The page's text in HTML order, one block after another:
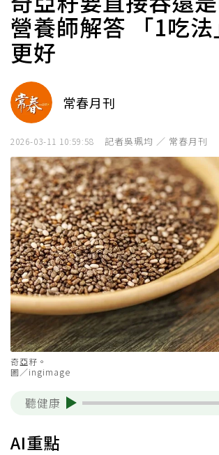
營養師解答 「1吃
更好
常春月刊
2026-03-11 10:59:58 記者吳珮均 ／ 常春月刊
奇亞籽。
圖／ingimage
聽健康
AI重點